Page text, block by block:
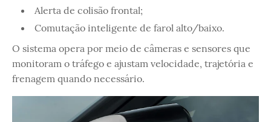
Alerta de colisão frontal;
Comutação inteligente de farol alto/baixo.
O sistema opera por meio de câmeras e sensores que
monitoram o tráfego e ajustam velocidade, trajetória e
frenagem quando necessário.